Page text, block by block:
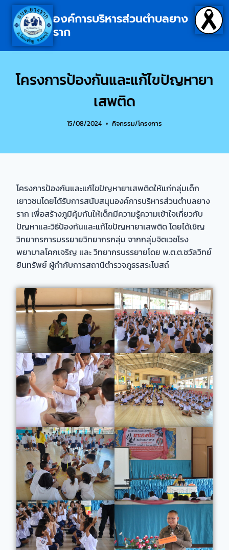
องค์การบริหารส่วนตำบลยาง
ราก
โครงการป้องกันและแก้ไขปัญหายา
เสพติด
15/08/2024 กิจกรรม/โครงการ
โครงการป้องกันและแก้ไขปัญหายาเสพติดให้แก่กลุ่มเด็ก
เยาวชนโดยได้รับการสนับสนุนองค์การบริหารส่วนตำบลยาง
ราก เพื่อสร้างภูมิคุ้มกันให้เด็กมีความรู้ความเข้าใจเกี่ยวกับ
ปัญหาและวิธีป้องกันและแก้ไขปัญหายาเสพติด โดยได้เชิญ
วิทยากรการบรรยายวิทยากรกลุ่ม จากกลุ่มจิตเวชโรง
พยาบาลโคกเจริญ และ วิทยากรบรรยายโดย พ.ต.ต.ชวัลวิทย์
ยินทรัพย์ ผู้กำกับการสถานีตำรวจภูธรสระโบสถ์